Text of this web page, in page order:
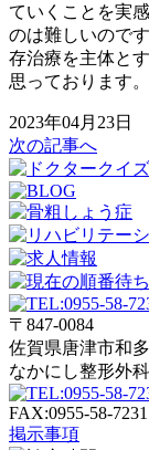
ていくことを実
のは難しいので
存治療を主体と
思っております。
2023年04月23日
次の記事へ
〒847-0084
佐賀県唐津市和
なかにし整形外科
FAX:0955-58-7231
掲示事項